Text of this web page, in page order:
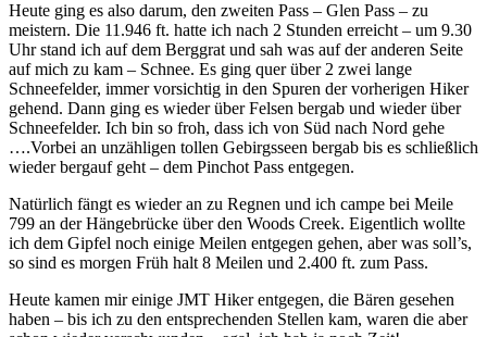
Heute ging es also darum, den zweiten Pass – Glen Pass – zu
meistern. Die 11.946 ft. hatte ich nach 2 Stunden erreicht – um 9.30
Uhr stand ich auf dem Berggrat und sah was auf der anderen Seite
auf mich zu kam – Schnee. Es ging quer über 2 zwei lange
Schneefelder, immer vorsichtig in den Spuren der vorherigen Hiker
gehend. Dann ging es wieder über Felsen bergab und wieder über
Schneefelder. Ich bin so froh, dass ich von Süd nach Nord gehe
….Vorbei an unzähligen tollen Gebirgsseen bergab bis es schließlich
wieder bergauf geht – dem Pinchot Pass entgegen.
Natürlich fängt es wieder an zu Regnen und ich campe bei Meile
799 an der Hängebrücke über den Woods Creek. Eigentlich wollte
ich dem Gipfel noch einige Meilen entgegen gehen, aber was soll’s,
so sind es morgen Früh halt 8 Meilen und 2.400 ft. zum Pass.
Heute kamen mir einige JMT Hiker entgegen, die Bären gesehen
haben – bis ich zu den entsprechenden Stellen kam, waren die aber